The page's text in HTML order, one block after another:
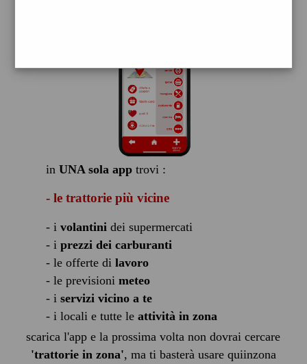
in UNA sola apptrovi :
- le trattorie più vicine
- i volantinidei supermercati
- i prezzi dei carburanti
- le offerte di lavoro
- le previsioni meteo
- i servizi vicino a te
- i locali e tutte le attività in zona
scarica l'app e la prossima volta non dovrai cercare
'trattorie in zona', ma ti basterà usare quiinzona